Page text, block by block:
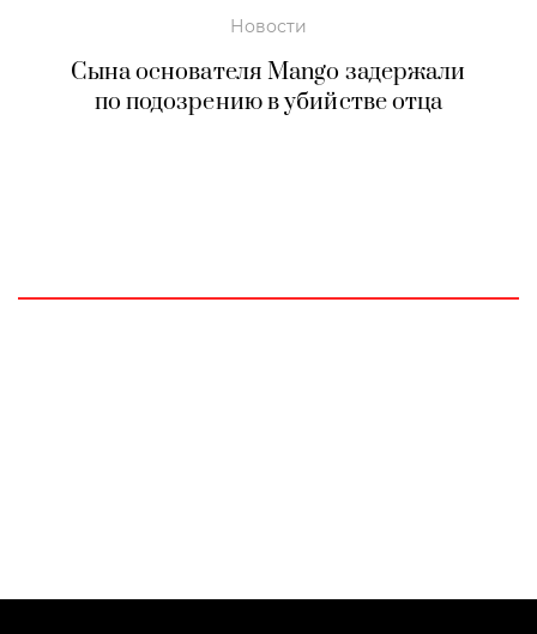
Новости
Сына основателя Mango задержали
по подозрению в убийстве отца